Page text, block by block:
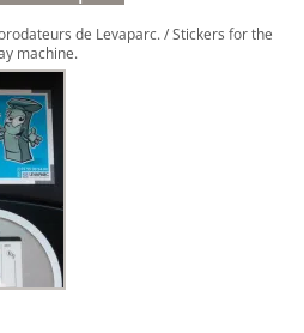
de Levaparc. / Stickers for the
machine.